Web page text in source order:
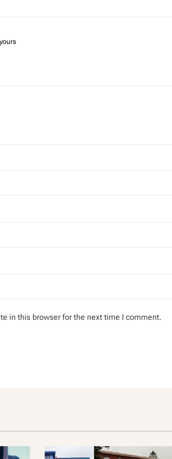
in this browser for the next time I comment.